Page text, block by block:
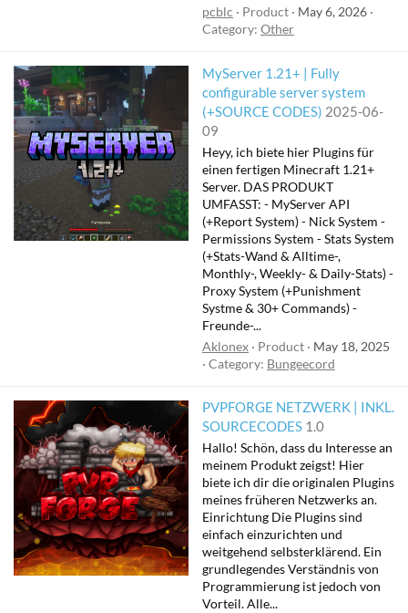
pcblc
Product
May 6, 2026
Category: Other
MyServer 1.21+ | Fully
configurable server system
(+SOURCE CODES) 2025-06-
09
Heyy, ich biete hier Plugins für
einen fertigen Minecraft 1.21+
Server. DAS PRODUKT
UMFASST: - MyServer API
(+Report System) - Nick System -
Permissions System - Stats System
(+Stats-Wand & Alltime-,
Monthly-, Weekly- & Daily-Stats) -
Proxy System (+Punishment
Systme & 30+ Commands) -
Freunde-...
Aklonex
Product
May 18, 2025
Category: Bungeecord
PVPFORGE NETZWERK | INKL.
SOURCECODES 1.0
Hallo! Schön, dass du Interesse an
meinem Produkt zeigst! Hier
biete ich dir die originalen Plugins
meines früheren Netzwerks an.
Einrichtung Die Plugins sind
einfach einzurichten und
weitgehend selbsterklärend. Ein
grundlegendes Verständnis von
Programmierung ist jedoch von
Vorteil. Alle...